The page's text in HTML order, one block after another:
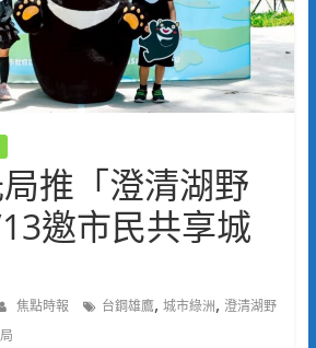
推「澄清湖野
邀市民共享城
焦點時報 台鋼雄鷹, 城市綠洲, 澄清湖野